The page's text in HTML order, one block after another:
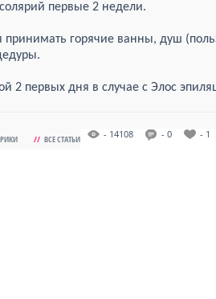
первые 2 недели.
принимать горячие ванны, душ
2 первых дня в случае с Элос
// ВСЕ СТАТЬИ - 14108 - 0 - 1